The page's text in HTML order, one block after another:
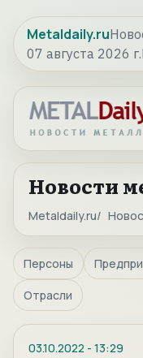
Metaldaily.ru
07 августа 2026 г.
Новости
Metaldaily.ru
Персоны
Отрасли
03.10.2022 - 13:29